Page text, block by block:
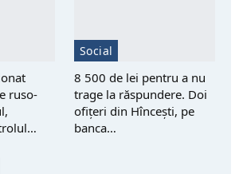
ruso-
Social
8 500 de lei pentru a nu
trage la răspundere. Doi
ofițeri din Hîncești, pe
banca…